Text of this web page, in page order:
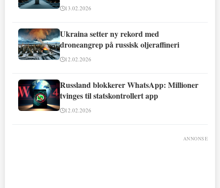
13.02.2026
Ukraina setter ny rekord med
droneangrep på russisk oljeraffineri
12.02.2026
Russland blokkerer WhatsApp: Millioner
tvinges til statskontrollert app
12.02.2026
ANNONSE